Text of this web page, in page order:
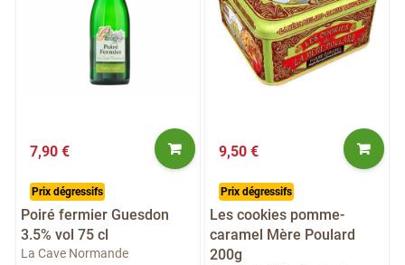
7,90 €
Prix dégressifs
Poiré fermier Guesdon
3.5% vol 75 cl
La Cave Normande
9,50 €
Prix dégressifs
Les cookies pomme-
caramel Mère Poulard
200g